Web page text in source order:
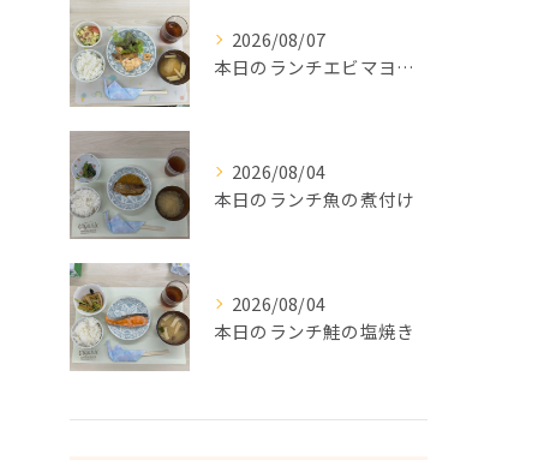
2026/08/07
本日のランチエビマヨ＆エビのアヒージョ
2026/08/04
本日のランチ魚の煮付け
2026/08/04
本日のランチ鮭の塩焼き